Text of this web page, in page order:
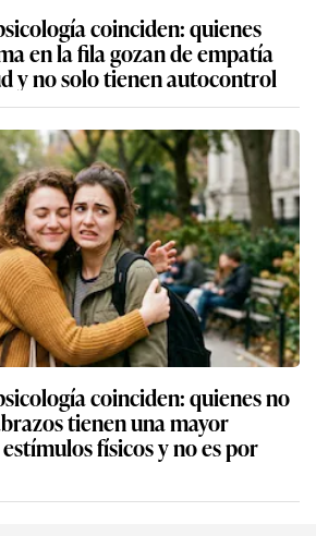
coinciden: quienes
en la fila gozan de empatía
y no solo tienen autocontrol
coinciden: quienes no
tienen una mayor
físicos y no es por